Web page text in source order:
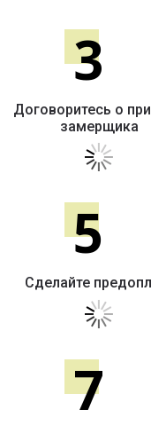
3
Договоритесь о
замерщика
5
Сделайте
7